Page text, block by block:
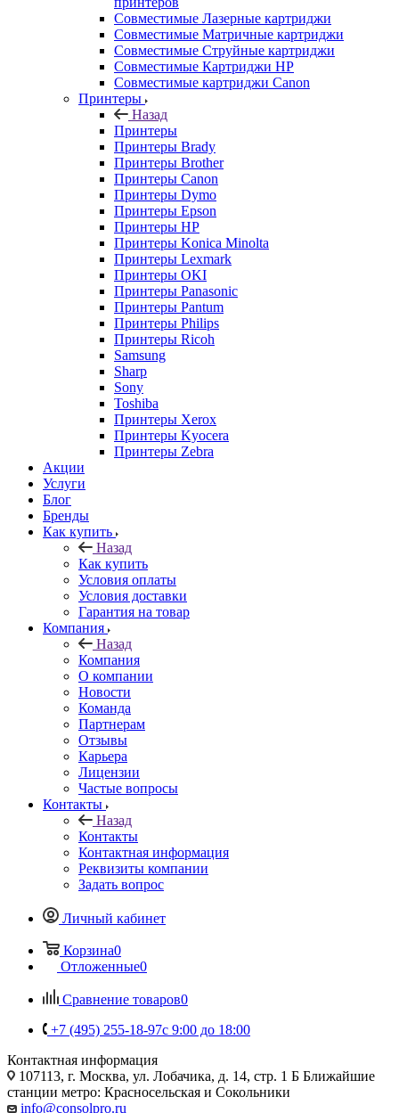
Совместимые Лазерные картриджи
Совместимые Матричные картриджи
Совместимые Струйные картриджи
Совместимые Картриджи HP
Совместимые картриджи Canon
Принтеры
Назад
Принтеры
Принтеры Brady
Принтеры Brother
Принтеры Canon
Принтеры Dymo
Принтеры Epson
Принтеры HP
Принтеры Konica Minolta
Принтеры Lexmark
Принтеры OKI
Принтеры Panasonic
Принтеры Pantum
Принтеры Philips
Принтеры Ricoh
Samsung
Sharp
Sony
Toshiba
Принтеры Xerox
Принтеры Kyocera
Принтеры Zebra
Акции
Услуги
Блог
Бренды
Как купить
Назад
Как купить
Условия оплаты
Условия доставки
Гарантия на товар
Компания
Назад
Компания
О компании
Новости
Команда
Партнерам
Отзывы
Карьера
Лицензии
Частые вопросы
Контакты
Назад
Контакты
Контактная информация
Реквизиты компании
Задать вопрос
Личный кабинет
Корзина0
Отложенные0
Сравнение товаров0
+7 (495) 255-18-97с 9:00 до 18:00
Контактная информация
107113, г. Москва, ул. Лобачика, д. 14, стр. 1 Б Ближайшие
станции метро: Красносельская и Сокольники
info@consolpro.ru